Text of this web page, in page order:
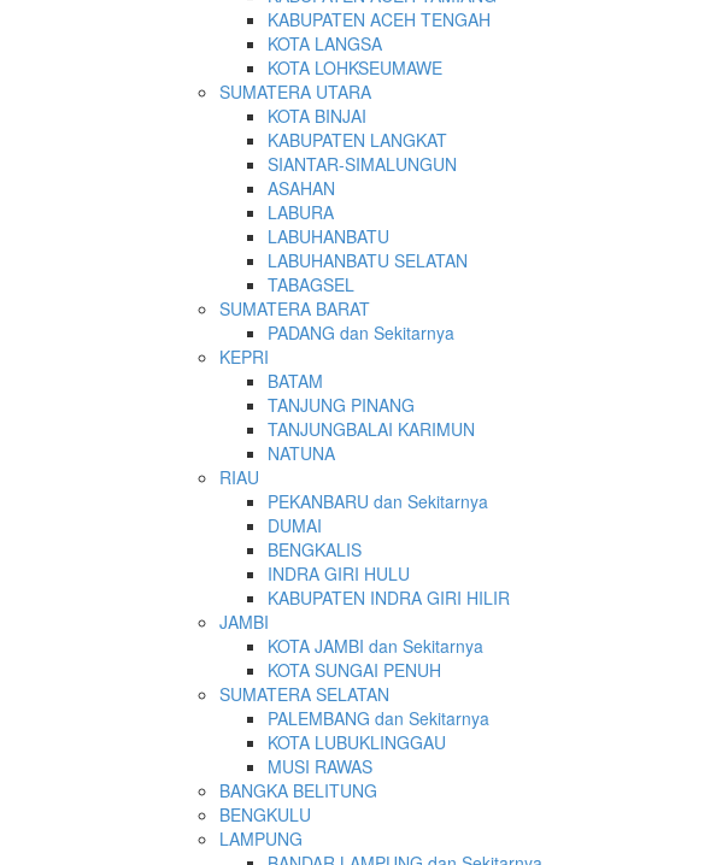
KABUPATEN ACEH TENGAH
KOTA LANGSA
KOTA LOHKSEUMAWE
SUMATERA UTARA
KOTA BINJAI
KABUPATEN LANGKAT
SIANTAR-SIMALUNGUN
ASAHAN
LABURA
LABUHANBATU
LABUHANBATU SELATAN
TABAGSEL
SUMATERA BARAT
PADANG dan Sekitarnya
KEPRI
BATAM
TANJUNG PINANG
TANJUNGBALAI KARIMUN
NATUNA
RIAU
PEKANBARU dan Sekitarnya
DUMAI
BENGKALIS
INDRA GIRI HULU
KABUPATEN INDRA GIRI HILIR
JAMBI
KOTA JAMBI dan Sekitarnya
KOTA SUNGAI PENUH
SUMATERA SELATAN
PALEMBANG dan Sekitarnya
KOTA LUBUKLINGGAU
MUSI RAWAS
BANGKA BELITUNG
BENGKULU
LAMPUNG